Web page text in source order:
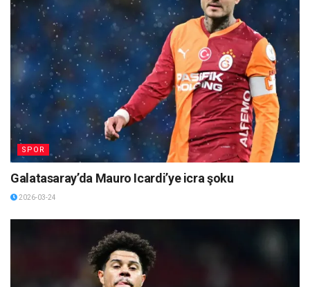
SPOR
Galatasaray’da Mauro Icardi’ye icra şoku
2026-03-24